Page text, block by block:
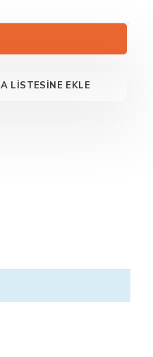
LISTESINE EKLE